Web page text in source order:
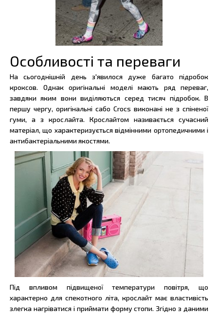
Особливості та переваги
На сьогоднішній день з'явилося дуже багато підробок
кроксов. Однак оригінальні моделі мають ряд переваг,
завдяки яким вони виділяються серед тисяч підробок. В
першу чергу, оригінальні сабо Crocs виконані не з спіненої
гуми, а з крослайта. Крослайтом називається сучасний
матеріал, що характеризується відмінними ортопедичними і
антибактеріальними якостями.
Під впливом підвищеної температури повітря, що
характерно для спекотного літа, крослайт має властивість
злегка нагріватися і приймати форму стопи. Згідно з даними